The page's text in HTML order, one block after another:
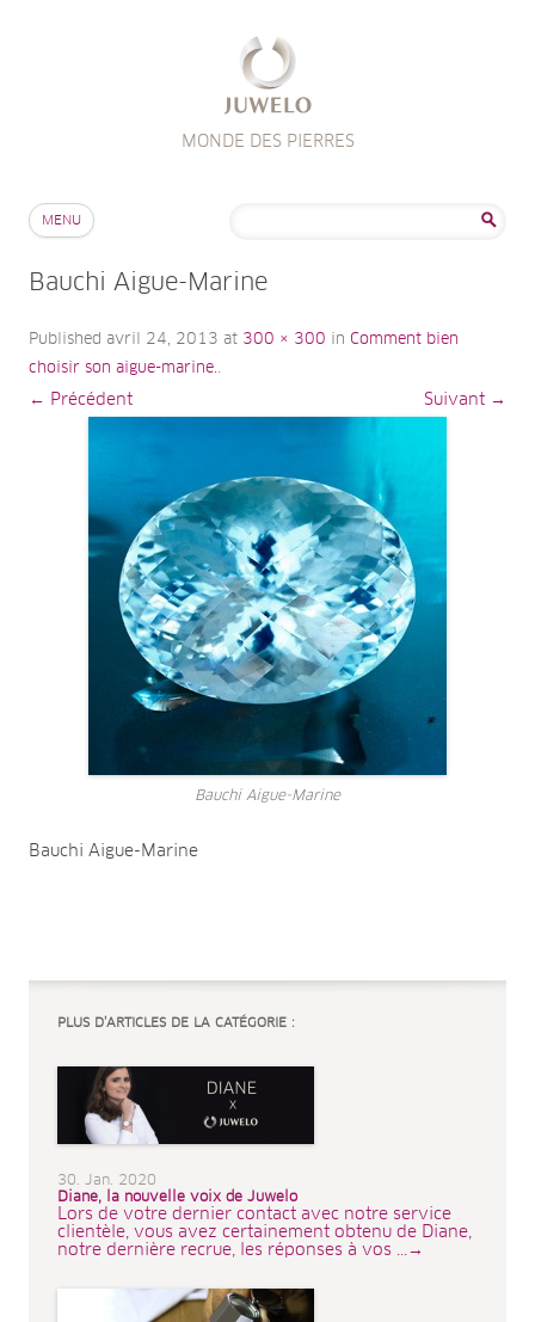
MONDE DES PIERRES
MENU
Bauchi Aigue-Marine
Published avril 24, 2013 at 300 × 300 in Comment bien
choisir son aigue-marine..
← Précédent Suivant →
Bauchi Aigue-Marine
Bauchi Aigue-Marine
PLUS D’ARTICLES DE LA CATÉGORIE :
30. Jan. 2020
Diane, la nouvelle voix de Juwelo
Lors de votre dernier contact avec notre service
clientèle, vous avez certainement obtenu de Diane,
notre dernière recrue, les réponses à vos ...→